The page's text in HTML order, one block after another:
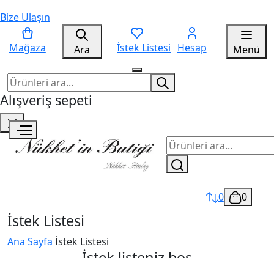
Bize Ulaşın
Mağaza Ara İstek Listesi Hesap Menü
Alışveriş sepeti
0 0
İstek Listesi
Ana Sayfa İstek Listesi